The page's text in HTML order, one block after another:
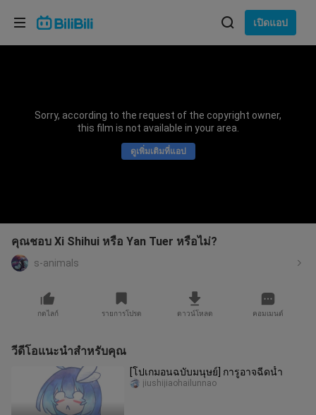
เปิดแอป
Sorry, according to the request of the copyright owner,
this film is not available in your area.
ดูเพิ่มเติมที่แอป
คุณชอบ Xi Shihui หรือ Yan Tuer หรือไม่?
s-animals
กดไลก์ รายการโปรด ดาวน์โหลด คอมเมนต์
วีดีโอแนะนำสำหรับคุณ
[โปเกมอนฉบับมนุษย์] การูอาจฉีดน้ำ
jiushijiaohailunnao
เลือกภาษา